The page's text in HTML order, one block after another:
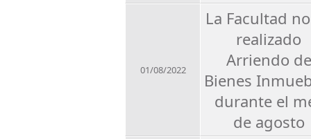
01/08/2022
La Facultad
realizado
Arriendo de
Bienes
durante el
de agosto